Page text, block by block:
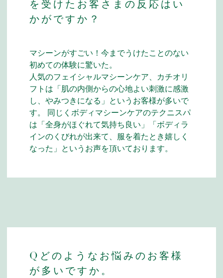
を受けたお客さまの反応はい
かがですか？
マシーンがすごい！今までうけたことのない
初めての体験に驚いた。
人気のフェイシャルマシーンケア、カチオリ
フトは「肌の内側からの心地よい刺激に感激
し、やみつきになる」というお客様が多いで
す。 同じくボディマシーンケアのテクニスパ
は「全身がほぐれて気持ち良い」「ボディラ
インのくびれが出来て、服を着たとき嬉しく
なった」というお声を頂いております。
Qどのようなお悩みのお客様
が多いですか。